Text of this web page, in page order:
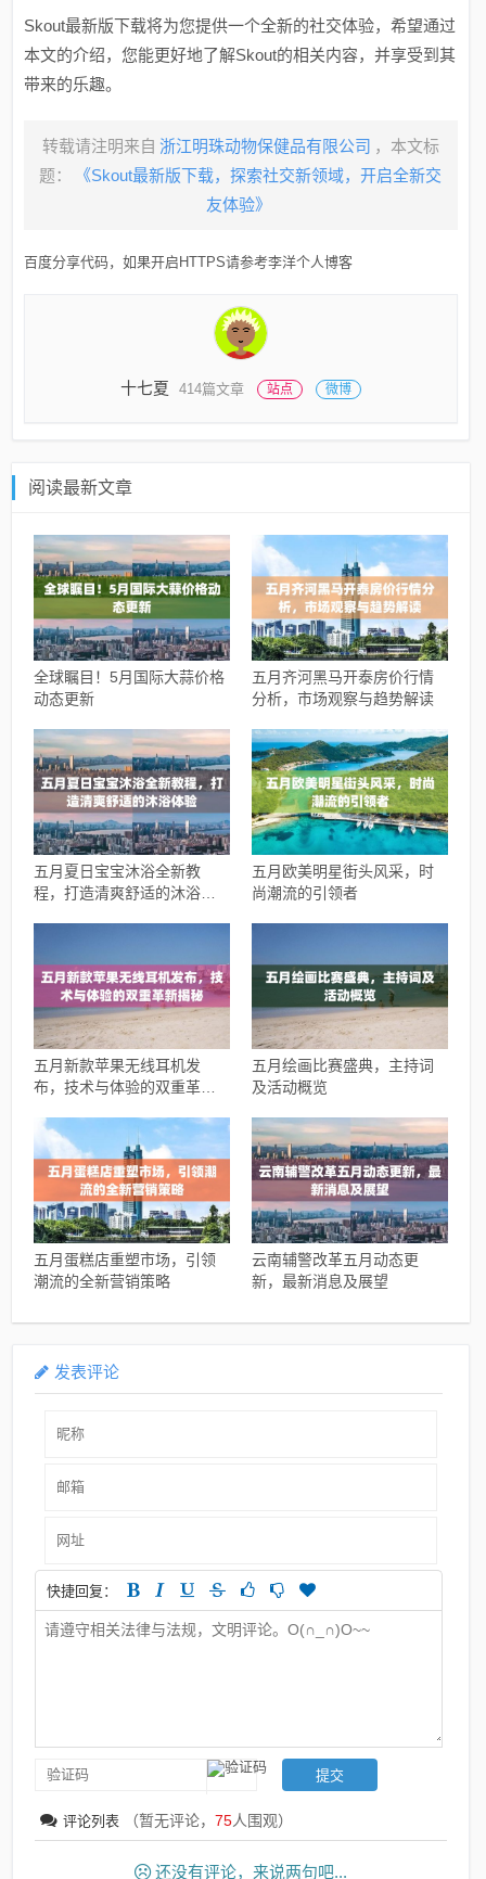
Skout最新版下载将为您提供一个全新的社交体验，希望通过
本文的介绍，您能更好地了解Skout的相关内容，并享受到其
带来的乐趣。
转载请注明来自 浙江明珠动物保健品有限公司 ，本文标
题：
《Skout最新版下载，探索社交新领域，开启全新交
友体验》
百度分享代码，如果开启HTTPS请参考李洋个人博客
十七夏 414篇文章 站点 微博
阅读最新文章
全球瞩目！5月国际大蒜价格
动态更新
五月齐河黑马开泰房价行情
分析，市场观察与趋势解读
五月夏日宝宝沐浴全新教
程，打造清爽舒适的沐浴体
五月欧美明星街头风采，时
尚潮流的引领者
五月新款苹果无线耳机发
布，技术与体验的双重革新
五月绘画比赛盛典，主持词
及活动概览
五月蛋糕店重塑市场，引领
潮流的全新营销策略
云南辅警改革五月动态更
新，最新消息及展望
发表评论
快捷回复：
评论列表 （暂无评论，75人围观）
还没有评论，来说两句吧...